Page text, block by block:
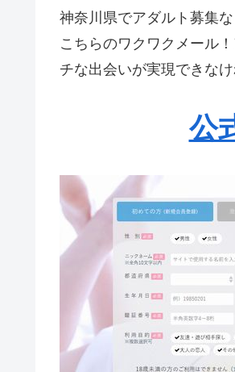
神奈川県でアダルト募集
こちらのワクワクメール
チな出会いが実現できなけ
公